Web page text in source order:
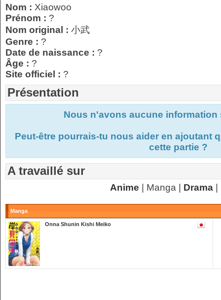
Nom : Xiaowoo
Prénom : ?
Nom original : 小武
Genre : ?
Date de naissance : ?
Âge : ?
Site officiel : ?
Présentation
Nous n'avons aucune
Peut-être pourrais-tu nous aider en ajoutant
cette partie ?
A travaillé sur
Anime | Manga | Drama|
Manga
Onna Shunin Kishi Meiko